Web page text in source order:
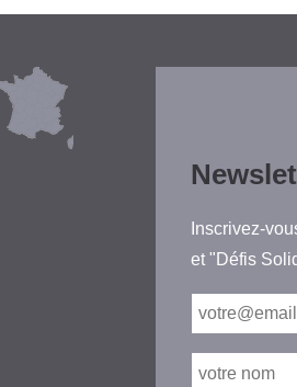
Inscrivez-
et "Défis